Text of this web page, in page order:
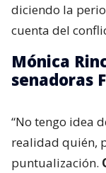
diciendo la
cuenta del
Mónica
senadoras
“No tengo idea
realidad quién,
puntualización.